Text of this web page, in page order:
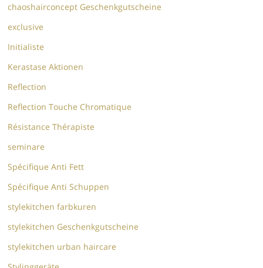
chaoshairconcept Geschenkgutscheine
exclusive
Initialiste
Kerastase Aktionen
Reflection
Reflection Touche Chromatique
Résistance Thérapiste
seminare
Spécifique Anti Fett
Spécifique Anti Schuppen
stylekitchen farbkuren
stylekitchen Geschenkgutscheine
stylekitchen urban haircare